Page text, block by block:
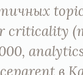
criticality
в